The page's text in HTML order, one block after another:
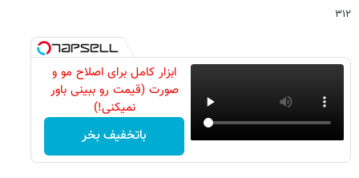
۳۱۲
ابزار کامل برای اصلاح مو و
صورت (قیمت رو ببینی باور
نمیکنی!)
باتخفیف بخر